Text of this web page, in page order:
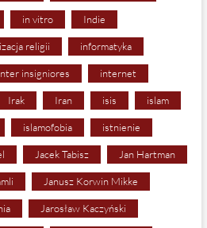
in vitro Indie
religii informatyka
insigniores internet
Irak Iran isis islam
islamofobia istnienie
Jacek Tabisz Jan Hartman
Janusz Korwin Mikke
Jarosław Kaczyński